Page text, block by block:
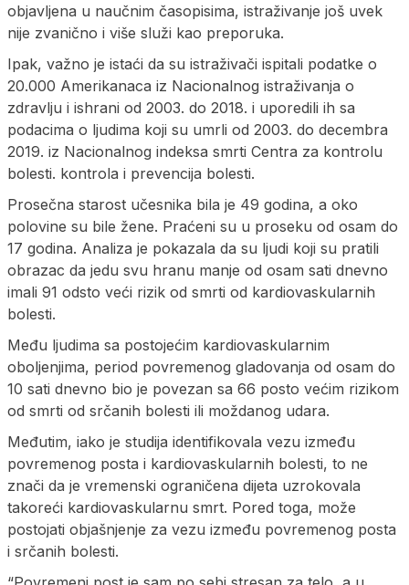
objavljena u naučnim časopisima, istraživanje još uvek
nije zvanično i više služi kao preporuka.
Ipak, važno je istaći da su istraživači ispitali podatke o
20.000 Amerikanaca iz Nacionalnog istraživanja o
zdravlju i ishrani od 2003. do 2018. i uporedili ih sa
podacima o ljudima koji su umrli od 2003. do decembra
2019. iz Nacionalnog indeksa smrti Centra za kontrolu
bolesti. kontrola i prevencija bolesti.
Prosečna starost učesnika bila je 49 godina, a oko
polovine su bile žene. Praćeni su u proseku od osam do
17 godina. Analiza je pokazala da su ljudi koji su pratili
obrazac da jedu svu hranu manje od osam sati dnevno
imali 91 odsto veći rizik od smrti od kardiovaskularnih
bolesti.
Među ljudima sa postojećim kardiovaskularnim
oboljenjima, period povremenog gladovanja od osam do
10 sati dnevno bio je povezan sa 66 posto većim rizikom
od smrti od srčanih bolesti ili moždanog udara.
Međutim, iako je studija identifikovala vezu između
povremenog posta i kardiovaskularnih bolesti, to ne
znači da je vremenski ograničena dijeta uzrokovala
takoreći kardiovaskularnu smrt. Pored toga, može
postojati objašnjenje za vezu između povremenog posta
i srčanih bolesti.